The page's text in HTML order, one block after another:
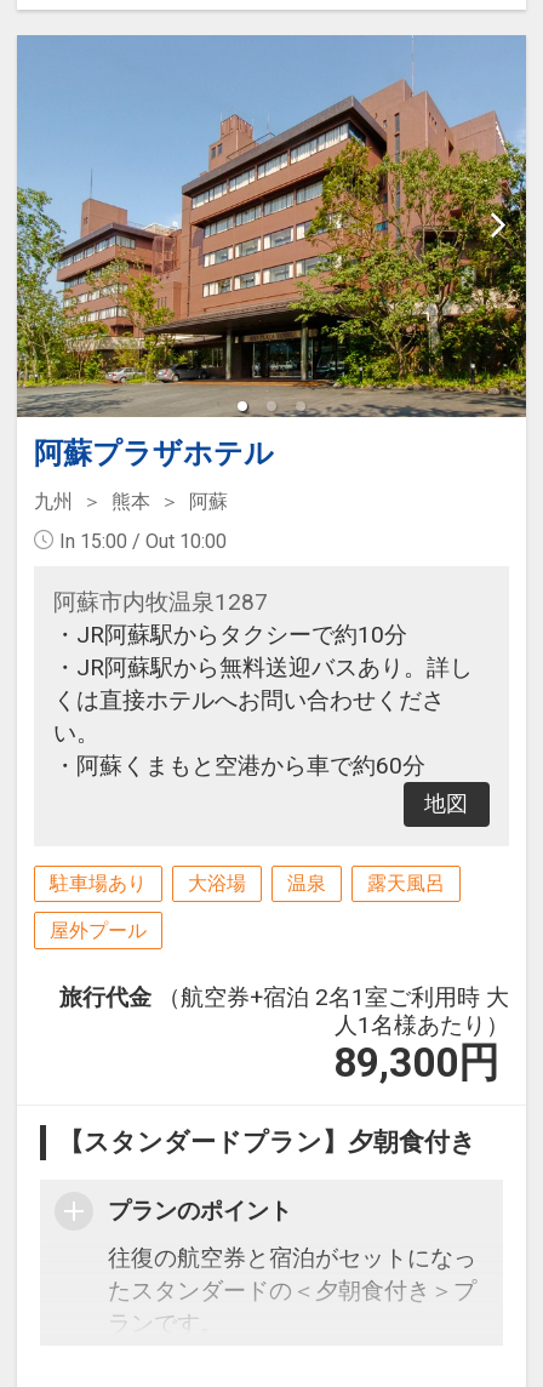
ン「和（なごみ）」で提供される、
和洋の地産地消バイキングです。
シェフが目の前で作るオムレツや、
阿蘇の卵・牛乳をたっぷり染み込ま
せて毎朝焼き上げる評判のフレンチ
トーストが人気です。
□時間：07:00～09:00（ラストオー
ダー08:30)
■大浴場のご案内
別館温浴施設「きごころの湯」は、
阿蘇山の麓に湧き出る良質な米塚温
泉を源泉掛け流しで楽しめる施設で
す。
男女合わせて合計7種類のお風呂が
あり、内湯のほか、自然に囲まれた
開放的な露天風呂が人気です。
05:00～09:00
■施設使用料のご案内
添い寝のお子様（小学生）は、現地
様1泊あたり2,000円（税込）
未就学児のお子様は無料です。
阿蘇プラザホテル
九州 熊本
阿蘇
In 15:00 / Out 10:00
阿蘇市内牧温泉1287
・JR阿蘇駅からタクシーで約10分
・JR阿蘇駅から無料送迎バスあり。詳し
くは直接ホテルへお問い合わせくださ
い。
・阿蘇くまもと空港から車で約60分
地図
駐車場あり 大浴場 温泉 露天風呂
屋外プール
旅行代金
（航空券+宿泊 2名1室ご利用時 大
人1名様あたり）
89,300 円
【スタンダードプラン】夕朝食付き
プランのポイント
往復の航空券と宿泊がセットになっ
たスタンダードの＜夕朝食付き＞プ
ランです。